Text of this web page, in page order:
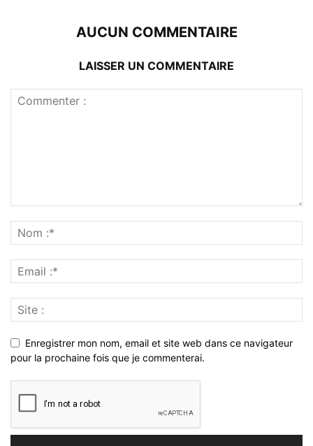
AUCUN COMMENTAIRE
LAISSER UN COMMENTAIRE
Enregistrer mon nom, email et site web dans ce navigateur
pour la prochaine fois que je commenterai.